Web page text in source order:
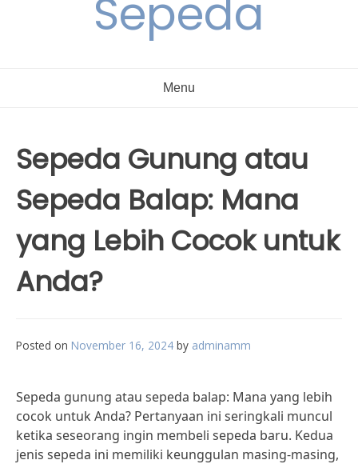
Sepeda
Menu
Sepeda Gunung atau
Sepeda Balap: Mana
yang Lebih Cocok untuk
Anda?
Posted on November 16, 2024 by adminamm
Sepeda gunung atau sepeda balap: Mana yang lebih
cocok untuk Anda? Pertanyaan ini seringkali muncul
ketika seseorang ingin membeli sepeda baru. Kedua
jenis sepeda ini memiliki keunggulan masing-masing,